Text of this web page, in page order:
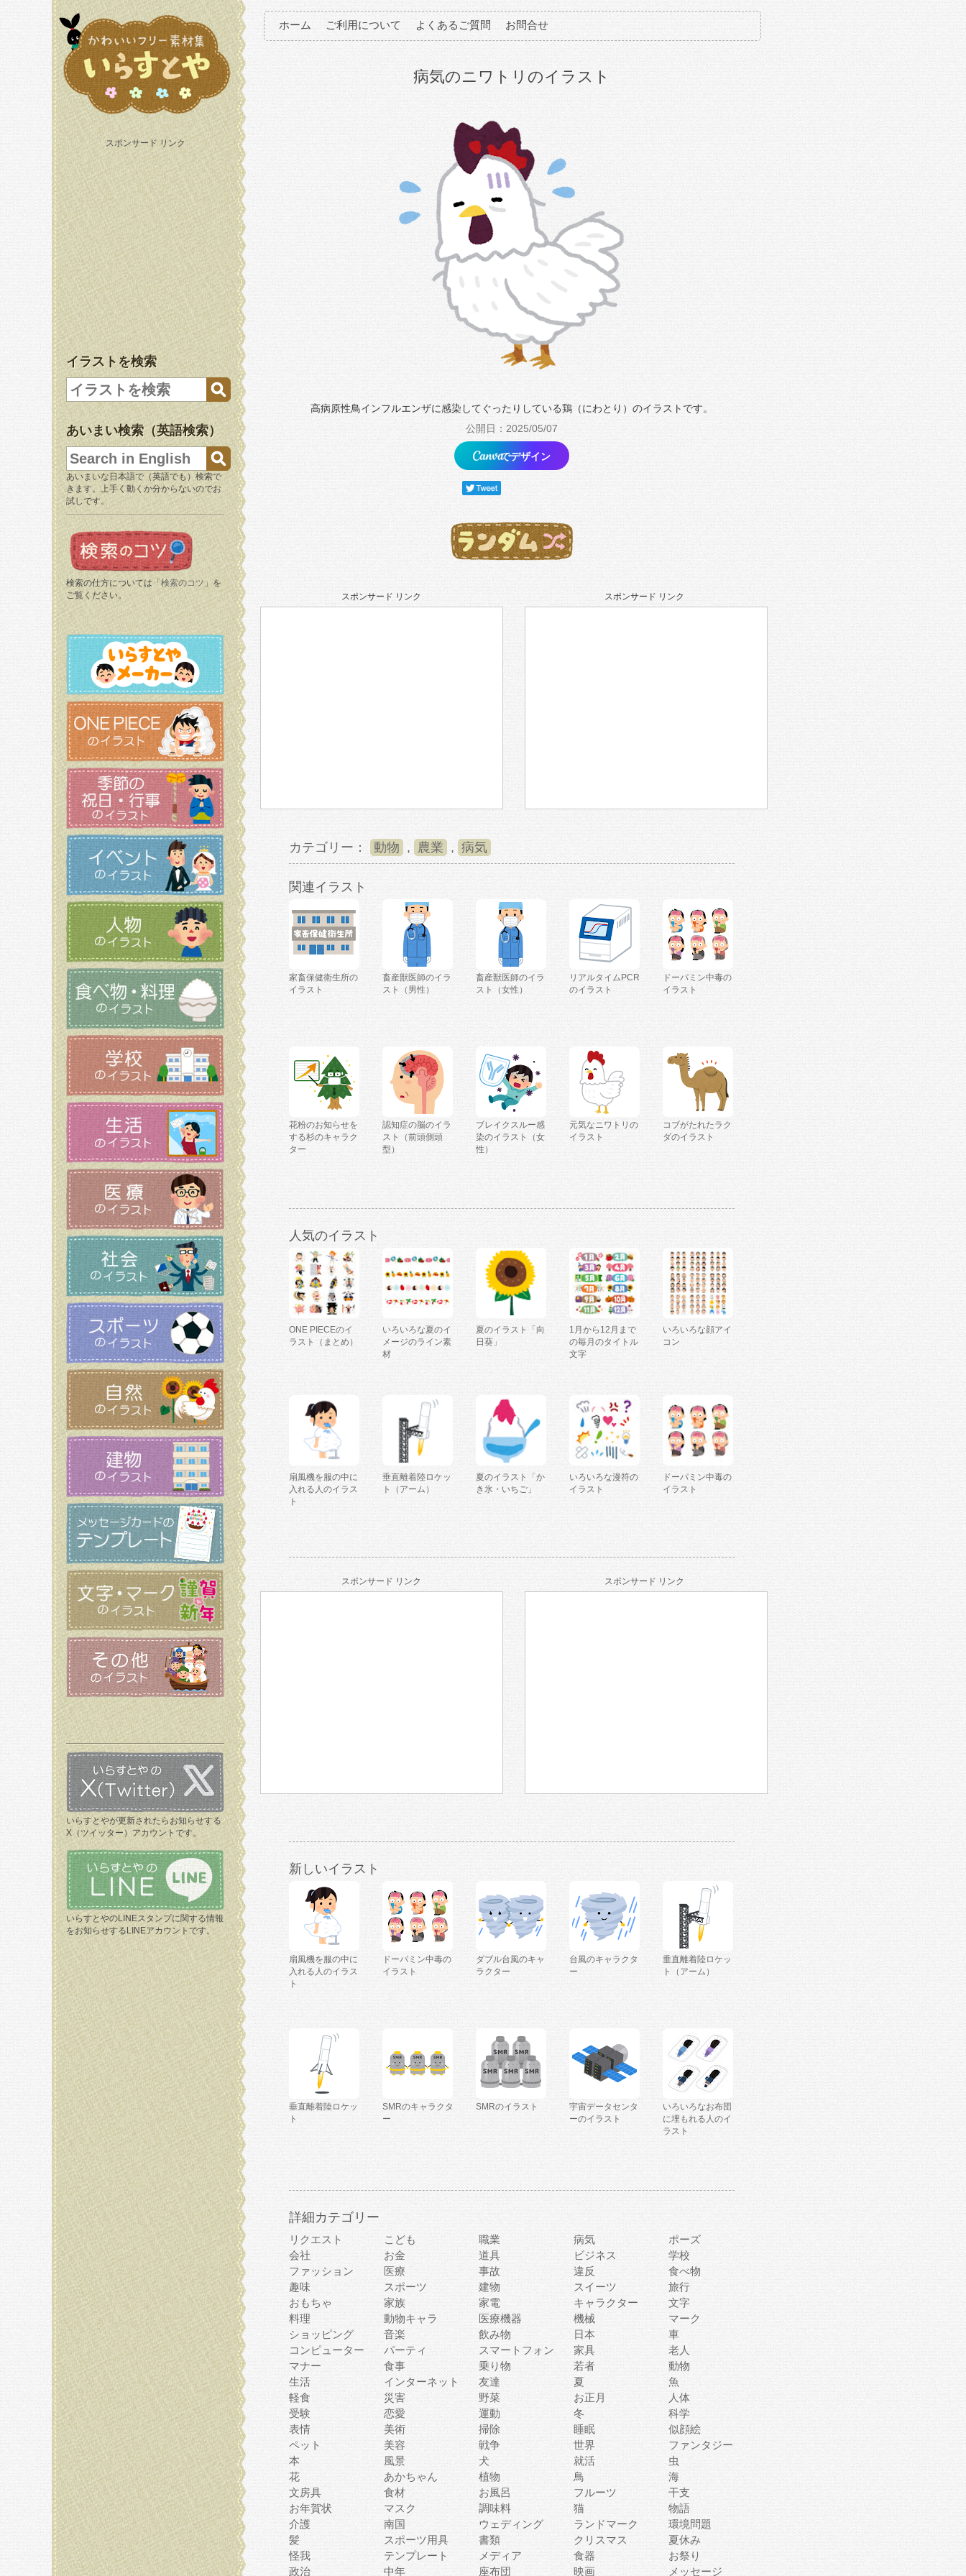
スポンサード リンク
イラストを検索
あいまい検索（英語検索）
あいまいな日本語で（英語でも）検索で
きます。上手く動くか分からないのでお
試しです。
検索の仕方については「 検索のコツ 」を
ご覧ください。
いらすとやが更新されたらお知らせする
X（ツイッター）アカウントです。
いらすとやのLINEスタンプに関する情報
をお知らせするLINEアカウントです。
ホーム ご利用について よくあるご質問 お問合せ
病気のニワトリのイラスト
高病原性鳥インフルエンザに感染してぐったりしている鶏（にわとり）のイラストです。
公開日：2025/05/07
でデザイン
スポンサード リンク スポンサード リンク
カテゴリー： 動物 , 農業 , 病気
関連イラスト
家畜保健衛生所の
イラスト
畜産獣医師のイラ
スト（男性）
畜産獣医師のイラ
スト（女性）
リアルタイムPCR
のイラスト
ドーパミン中毒の
イラスト
花粉のお知らせを
する杉のキャラク
ター
認知症の脳のイラ
スト（前頭側頭
型）
ブレイクスルー感
染のイラスト（女
性）
元気なニワトリの
イラスト
コブがたれたラク
ダのイラスト
人気のイラスト
ONE PIECEのイ
ラスト（まとめ）
いろいろな夏のイ
メージのライン素
材
夏のイラスト「向
日葵」
1月から12月まで
の毎月のタイトル
文字
いろいろな顔アイ
コン
扇風機を服の中に
入れる人のイラス
ト
垂直離着陸ロケッ
ト（アーム）
夏のイラスト「か
き氷・いちご」
いろいろな漫符の
イラスト
ドーパミン中毒の
イラスト
スポンサード リンク スポンサード リンク
新しいイラスト
扇風機を服の中に
入れる人のイラス
ト
ドーパミン中毒の
イラスト
ダブル台風のキャ
ラクター
台風のキャラクタ
ー
垂直離着陸ロケッ
ト（アーム）
垂直離着陸ロケッ
ト
SMRのキャラクタ
ー
SMRのイラスト
宇宙データセンタ
ーのイラスト
いろいろなお布団
に埋もれる人のイ
ラスト
詳細カテゴリー
リクエスト こども 職業 病気
ポーズ
会社
お金 道具 ビジネス
学校
ファッション
医療 事故 違反
食べ物
趣味
スポーツ 建物 スイーツ
旅行
おもちゃ
家族 家電 キャラクター
文字
料理
動物キャラ 医療機器 機械
マーク
ショッピング
音楽 飲み物 日本
車
コンピューター
パーティ スマートフォン 家具
老人
マナー
食事 乗り物 若者
動物
生活
インターネット 友達 夏
魚
軽食
災害 野菜 お正月
人体
受験
恋愛 運動 冬
科学
表情
美術 掃除 睡眠
似顔絵
ペット
美容 戦争 世界
ファンタジー
本
風景 犬 就活
虫
花
あかちゃん 植物 鳥
海
文房具
食材 お風呂 フルーツ
干支
お年賀状
マスク 調味料 猫
物語
介護
南国 ウェディング ランドマーク
環境問題
髪
スポーツ用具 書類 クリスマス
夏休み
怪我
テンプレート メディア 食器
お祭り
政治
中年 座布団 映画 メッセージ